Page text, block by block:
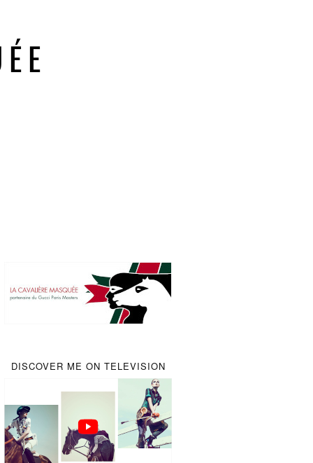
DISCOVER ME ON TELEVISION